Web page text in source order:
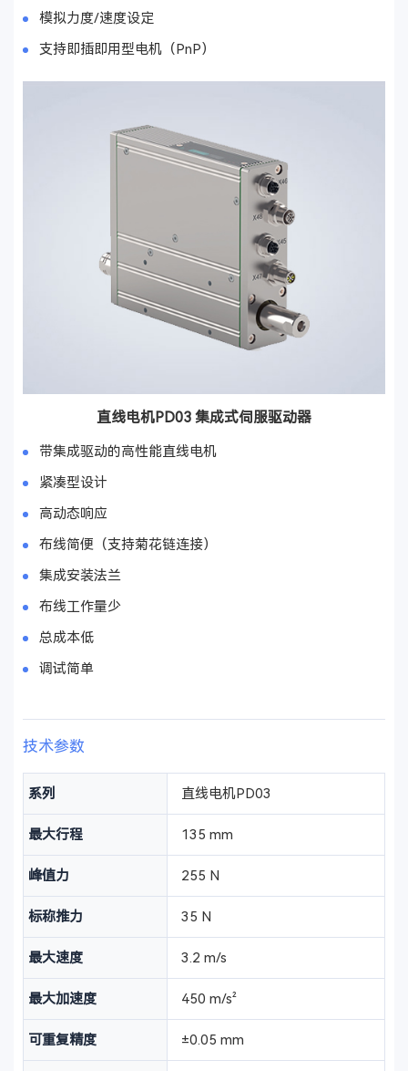
模拟力度/速度设定
支持即插即用型电机（PnP）
直线电机PD03 集成式伺服驱动器
带集成驱动的高性能直线电机
紧凑型设计
高动态响应
布线简便（支持菊花链连接）
集成安装法兰
布线工作量少
总成本低
调试简单
技术参数
系列 直线电机PD03
最大行程 135 mm
峰值力 255 N
标称推力 35 N
最大速度 3.2 m/s
最大加速度 450 m/s²
可重复精度 ±0.05 mm